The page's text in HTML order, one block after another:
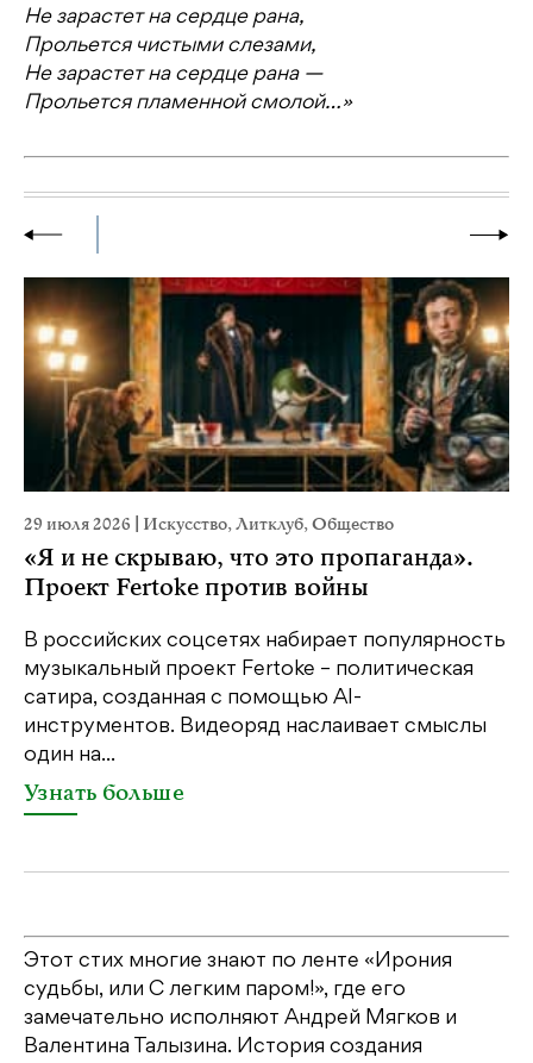
Не зарастет на сердце рана,
Прольется чистыми слезами,
Не зарастет на сердце рана —
Прольется пламенной смолой…»
29 июля 2026 Искусство,Литклуб,Общество
«Я и не скрываю, что это пропаганда».
Проект Fertoke против войны
В российских соцсетях набирает популярность
музыкальный проект Fertoke – политическая
сатира, созданная с помощью AI-
инструментов. Видеоряд наслаивает смыслы
один на...
Узнать больше
Этот стих многие знают по ленте «Ирония
судьбы, или С легким паром!», где его
замечательно исполняют Андрей Мягков и
Валентина Талызина. История создания